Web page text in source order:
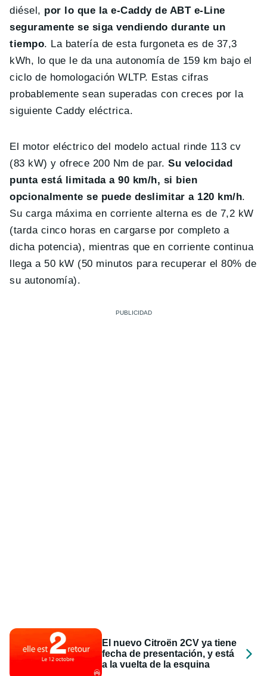
diésel, por lo que la e-Caddy de ABT e-Line
seguramente se siga vendiendo durante un
tiempo. La batería de esta furgoneta es de 37,3
kWh, lo que le da una autonomía de 159 km bajo el
ciclo de homologación WLTP. Estas cifras
probablemente sean superadas con creces por la
siguiente Caddy eléctrica.
El motor eléctrico del modelo actual rinde 113 cv
(83 kW) y ofrece 200 Nm de par.Su velocidad
punta está limitada a 90 km/h, si bien
opcionalmente se puede deslimitar a 120 km/h.
Su carga máxima en corriente alterna es de 7,2 kW
(tarda cinco horas en cargarse por completo a
dicha potencia), mientras que en corriente continua
llega a 50 kW (50 minutos para recuperar el 80% de
su autonomía).
El nuevo Citroën 2CV ya tiene
fecha de presentación, y está
a la vuelta de la esquina